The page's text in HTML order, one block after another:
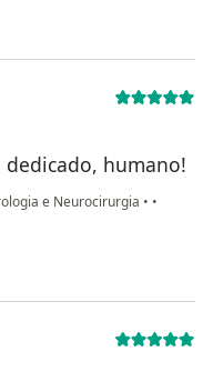
dedicado, humano!
e Neurocirurgia • •